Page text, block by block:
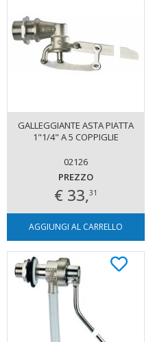
GALLEGGIANTE ASTA PIATTA
1"1/4" A 5 COPPIGLIE
02126
PREZZO
€ 33,31
AGGIUNGI AL CARRELLO